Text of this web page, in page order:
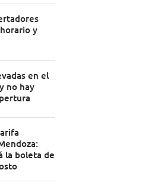
y
en el
no hay
la boleta de